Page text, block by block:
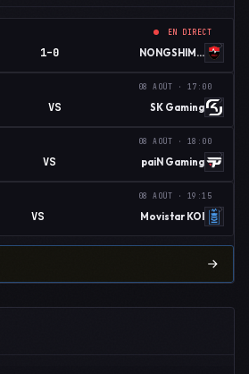
EN DIRECT
1–0 NONGSHIM RED FORCE
08 AOÛT · 17:00
VS SK Gaming
08 AOÛT · 18:00
VS paiN Gaming
08 AOÛT · 19:15
VS Movistar KOI